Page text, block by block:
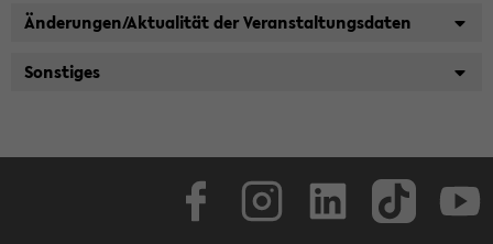
Änderungen/Aktualität der Veranstaltungsdaten
Sonstiges